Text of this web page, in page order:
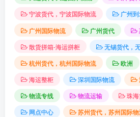
宁波货代，宁波国际物流
广州
广州国际物流
广州货代
散货拼箱-海运拼柜
无锡货代，
杭州货代，杭州国际物流
欧洲
海运整柜
深圳国际物流
物流专线
物流运输
珠
网点中心
苏州货代，苏州国际